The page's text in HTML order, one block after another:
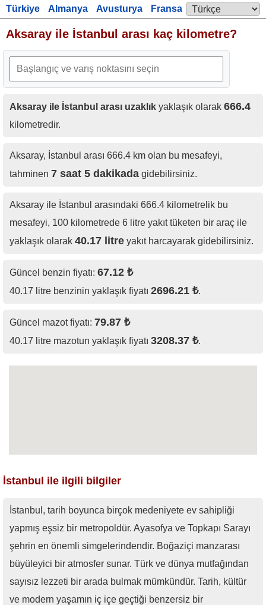
Language:
Türkiye Almanya Avusturya
Fransa
Aksaray ile İstanbul arası kaç kilometre?
Aksaray ile İstanbul arası uzaklık yaklaşık olarak 666.4
kilometredir.
Aksaray, İstanbul arası 666.4 km olan bu mesafeyi,
tahminen 7 saat 5 dakikada gidebilirsiniz.
Aksaray ile İstanbul arasındaki 666.4 kilometrelik bu
mesafeyi, 100 kilometrede 6 litre yakıt tüketen bir araç ile
yaklaşık olarak 40.17 litre yakıt harcayarak gidebilirsiniz.
Güncel benzin fiyatı: 67.12 ₺
40.17 litre benzinin yaklaşık fiyatı 2696.21 ₺.
Güncel mazot fiyatı: 79.87 ₺
40.17 litre mazotun yaklaşık fiyatı 3208.37 ₺.
İstanbul ile ilgili bilgiler
İstanbul, tarih boyunca birçok medeniyete ev sahipliği
yapmış eşsiz bir metropoldür. Ayasofya ve Topkapı Sarayı
şehrin en önemli simgelerindendir. Boğaziçi manzarası
büyüleyici bir atmosfer sunar. Türk ve dünya mutfağından
sayısız lezzeti bir arada bulmak mümkündür. Tarih, kültür
ve modern yaşamın iç içe geçtiği benzersiz bir